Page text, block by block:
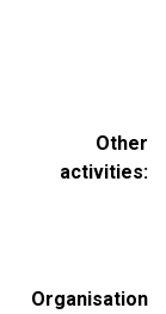
Other
activities
Organisation